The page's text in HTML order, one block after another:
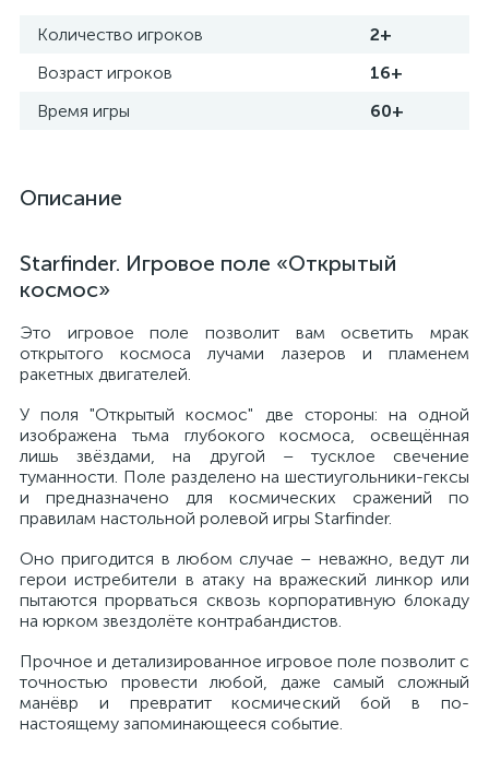
Количество игроков
2+
Возраст игроков
16+
Время игры
60+
Описание
Starfinder. Игровое поле «Открытый
космос»
Это игровое поле позволит вам осветить мрак
открытого космоса лучами лазеров и пламенем
ракетных двигателей.
У поля "Открытый космос" две стороны: на одной
изображена тьма глубокого космоса, освещённая
лишь звёздами, на другой – тусклое свечение
туманности. Поле разделено на шестиугольники-гексы
и предназначено для космических сражений по
правилам настольной ролевой игры Starfinder.
Оно пригодится в любом случае – неважно, ведут ли
герои истребители в атаку на вражеский линкор или
пытаются прорваться сквозь корпоративную блокаду
на юрком звездолёте контрабандистов.
Прочное и детализированное игровое поле позволит с
точностью провести любой, даже самый сложный
манёвр и превратит космический бой в по-
настоящему запоминающееся событие.